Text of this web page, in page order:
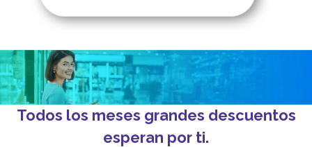
Todos los meses grandes descuentos
esperan por ti.